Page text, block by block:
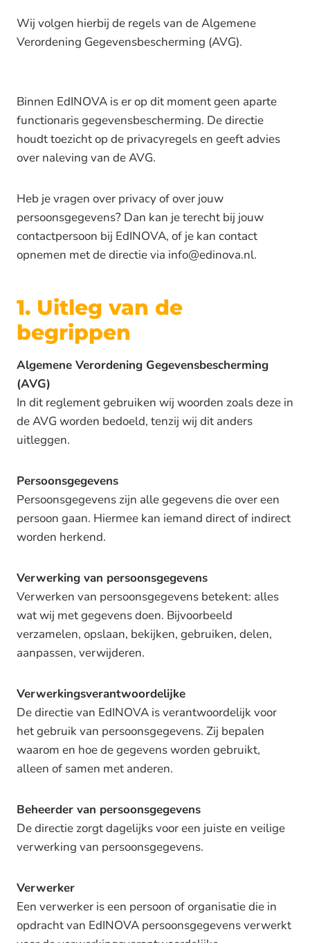
Wij volgen hierbij de regels van de Algemene
Verordening Gegevensbescherming (AVG).
Binnen EdINOVA is er op dit moment geen aparte
functionaris gegevensbescherming. De directie
houdt toezicht op de privacyregels en geeft advies
over naleving van de AVG.
Heb je vragen over privacy of over jouw
persoonsgegevens? Dan kan je terecht bij jouw
contactpersoon bij EdINOVA, of je kan contact
opnemen met de directie via info@edinova.nl.
1. Uitleg van de
begrippen
Algemene Verordening Gegevensbescherming
(AVG)
In dit reglement gebruiken wij woorden zoals deze in
de AVG worden bedoeld, tenzij wij dit anders
uitleggen.
Persoonsgegevens
Persoonsgegevens zijn alle gegevens die over een
persoon gaan. Hiermee kan iemand direct of indirect
worden herkend.
Verwerking van persoonsgegevens
Verwerken van persoonsgegevens betekent: alles
wat wij met gegevens doen. Bijvoorbeeld
verzamelen, opslaan, bekijken, gebruiken, delen,
aanpassen, verwijderen.
Verwerkingsverantwoordelijke
De directie van EdINOVA is verantwoordelijk voor
het gebruik van persoonsgegevens. Zij bepalen
waarom en hoe de gegevens worden gebruikt,
alleen of samen met anderen.
Beheerder van persoonsgegevens
De directie zorgt dagelijks voor een juiste en veilige
verwerking van persoonsgegevens.
Verwerker
Een verwerker is een persoon of organisatie die in
opdracht van EdINOVA persoonsgegevens verwerkt